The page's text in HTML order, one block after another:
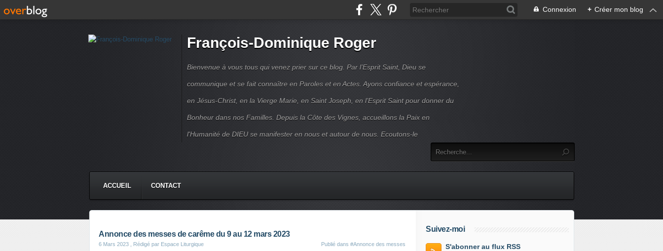
Connexion + Créer mon blog
François-Dominique Roger
Bienvenue à vous tous qui venez prier sur ce blog. Par l’Esprit Saint, Dieu se
communique et se fait connaître en Paroles et en Actes. Ayons confiance et espérance,
en Jésus-Christ, en la Vierge Marie, en Saint Joseph, en l’Esprit Saint pour donner du
Bonheur dans nos Familles. Depuis la Côte des Vignes, accueillons la Paix en
l'Humanité de DIEU se manifester en nous et autour de nous. Ecoutons-le
ACCUEIL CONTACT
Annonce des messes de carême du 9 au 12 mars 2023
6 Mars 2023 , Rédigé par Espace Liturgique Publié dans #Annonce des messes
Suivez-moi
S'abonner au flux RSS